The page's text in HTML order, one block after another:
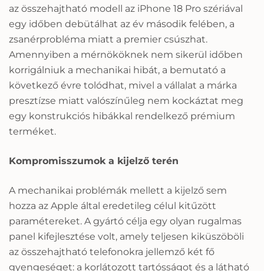
az összehajtható modell az iPhone 18 Pro szériával
egy időben debütálhat az év második felében, a
zsanérprobléma miatt a premier csúszhat.
Amennyiben a mérnököknek nem sikerül időben
korrigálniuk a mechanikai hibát, a bemutató a
következő évre tolódhat, mivel a vállalat a márka
presztízse miatt valószínűleg nem kockáztat meg
egy konstrukciós hibákkal rendelkező prémium
terméket.
Kompromisszumok a kijelző terén
A mechanikai problémák mellett a kijelző sem
hozza az Apple által eredetileg célul kitűzött
paramétereket. A gyártó célja egy olyan rugalmas
panel kifejlesztése volt, amely teljesen kiküszöböli
az összehajtható telefonokra jellemző két fő
gyengeséget: a korlátozott tartósságot és a látható